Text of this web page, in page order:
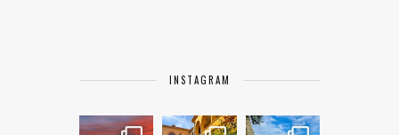
INSTAGRAM